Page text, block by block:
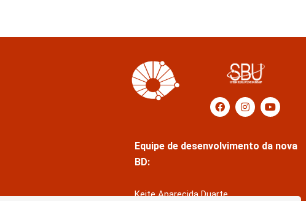
Equipe de desenvolvimento da nova
BD:
Keite Aparecida Duarte